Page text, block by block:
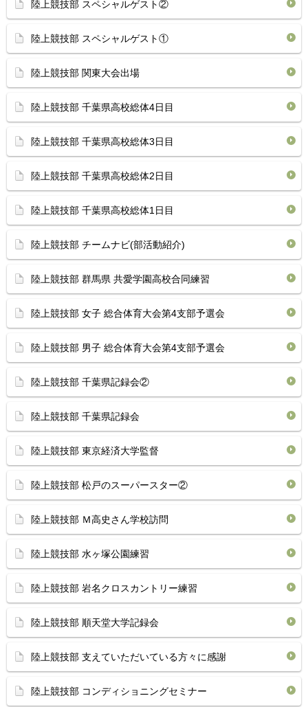
陸上競技部 スペシャルゲスト②
陸上競技部 スペシャルゲスト①
陸上競技部 関東大会出場
陸上競技部 千葉県高校総体4日目
陸上競技部 千葉県高校総体3日目
陸上競技部 千葉県高校総体2日目
陸上競技部 千葉県高校総体1日目
陸上競技部 チームナビ(部活動紹介)
陸上競技部 群馬県 共愛学園高校合同練習
陸上競技部 女子 総合体育大会第4支部予選会
陸上競技部 男子 総合体育大会第4支部予選会
陸上競技部 千葉県記録会②
陸上競技部 千葉県記録会
陸上競技部 東京経済大学監督
陸上競技部 松戸のスーパースター②
陸上競技部 Ｍ高史さん学校訪問
陸上競技部 水ヶ塚公園練習
陸上競技部 岩名クロスカントリー練習
陸上競技部 順天堂大学記録会
陸上競技部 支えていただいている方々に感謝
陸上競技部 コンディショニングセミナー